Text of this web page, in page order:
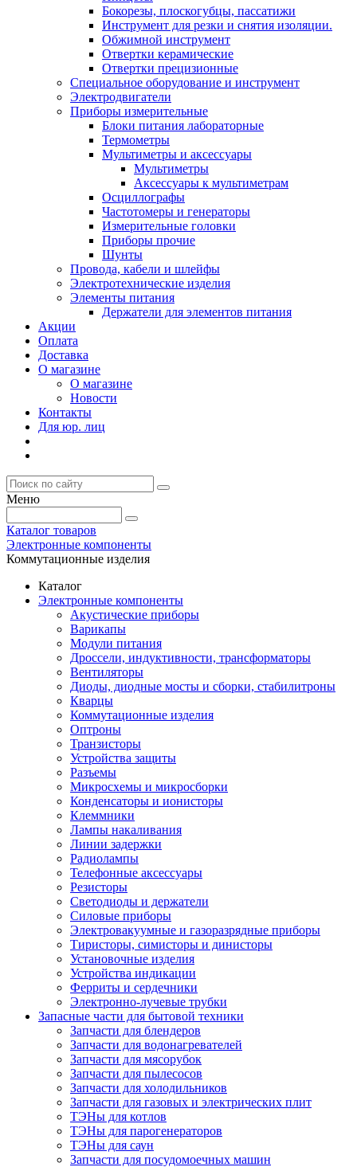
Бокорезы, плоскогубцы, пассатижи
Инструмент для резки и снятия изоляции.
Обжимной инструмент
Отвертки керамические
Отвертки прецизионные
Специальное оборудование и инструмент
Электродвигатели
Приборы измерительные
Блоки питания лабораторные
Термометры
Мультиметры и аксессуары
Мультиметры
Аксессуары к мультиметрам
Осциллографы
Частотомеры и генераторы
Измерительные головки
Приборы прочие
Шунты
Провода, кабели и шлейфы
Электротехнические изделия
Элементы питания
Держатели для элементов питания
Акции
Оплата
Доставка
О магазине
О магазине
Новости
Контакты
Для юр. лиц
Меню
Каталог товаров
Электронные компоненты
Коммутационные изделия
Каталог
Электронные компоненты
Акустические приборы
Варикапы
Модули питания
Дроссели, индуктивности, трансформаторы
Вентиляторы
Диоды, диодные мосты и сборки, стабилитроны
Кварцы
Коммутационные изделия
Оптроны
Транзисторы
Устройства защиты
Разъемы
Микросхемы и микросборки
Конденсаторы и ионисторы
Клеммники
Лампы накаливания
Линии задержки
Радиолампы
Телефонные аксессуары
Резисторы
Светодиоды и держатели
Силовые приборы
Электровакуумные и газоразрядные приборы
Тиристоры, симисторы и динисторы
Установочные изделия
Устройства индикации
Ферриты и сердечники
Электронно-лучевые трубки
Запасные части для бытовой техники
Запчасти для блендеров
Запчасти для водонагревателей
Запчасти для мясорубок
Запчасти для пылесосов
Запчасти для холодильников
Запчасти для газовых и электрических плит
ТЭНы для котлов
ТЭНы для парогенераторов
ТЭНы для саун
Запчасти для посудомоечных машин